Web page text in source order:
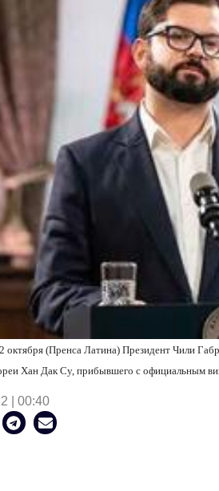
октября (Пренса Латина) Президент Чили
Хан Дак Су, прибывшего с официальным
| 00:40